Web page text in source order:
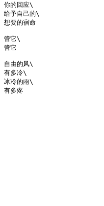
你的回应\
给予自己的\
想要的宿命
管它\
管它
自由的风\
有多冷\
冰冷的雨\